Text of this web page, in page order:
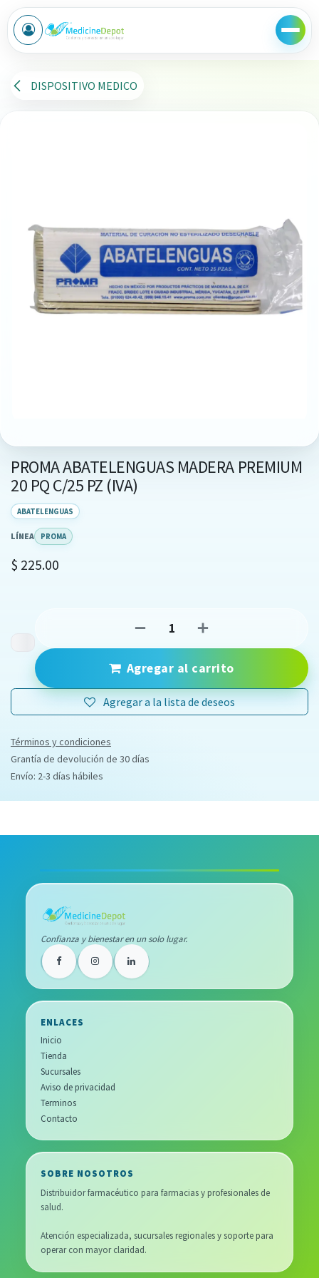
Ir al contenido
DISPOSITIVO MEDICO
PROMA ABATELENGUAS MADERA PREMIUM
20 PQ C/25 PZ (IVA)
ABATELENGUAS
LÍNEA PROMA
$ 225.00
Agregar al carrito
Agregar a la lista de deseos
Términos y condiciones
Grantía de devolución de 30 días
Envío: 2-3 días hábiles
Confianza y bienestar en un solo lugar.
ENLACES
Inicio
Tienda
Sucursales
Aviso de privacidad
Terminos
Contacto
SOBRE NOSOTROS
Distribuidor farmacéutico para farmacias y profesionales de
salud.
Atención especializada, sucursales regionales y soporte para
operar con mayor claridad.